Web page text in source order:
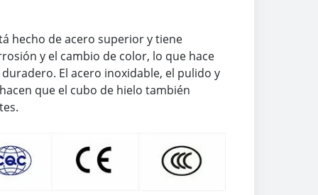
hecho de acero superior y tiene
y el cambio de color, lo que hace
El acero inoxidable, el pulido y
que el cubo de hielo también